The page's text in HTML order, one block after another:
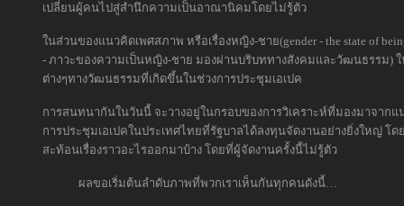
เปลี่ยนผู้คนไปสู่สำนึกความเป็นอาณานิคมโดยไม่รู้ตัว
ในส่วนของแนวคิดเพศสภาพ หรือเรื่องหญิง-ชาย(gender - the state of
- ภาวะของความเป็นหญิง-ชาย มองผ่านบริบททางสังคมและวัฒนธรรม)
ต่างๆทางวัฒนธรรมที่เกิดขึ้นในช่วงการประชุมเอเปค
การสนทนากันในวันนี้ จะวางอยู่ในกรอบของการวิเคราะห์ที่มองมาจาก
การประชุมเอเปคในประเทศไทยที่รัฐบาลได้ลงทุนจัดงานอย่างยิ่งใหญ่ โ
สะท้อนเรื่องราวอะไรออกมาบ้าง โดยที่ผู้จัดงานครั้งนี้ไม่รู้ตัว
ผลขอเริ่มต้นลำดับภาพที่พวกเราเห็นกันทุกคนดังนี้…